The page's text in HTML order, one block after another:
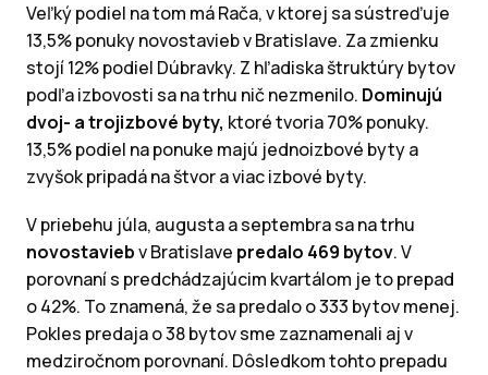
Veľký podiel na tom má Rača, v ktorej sa sústreďuje
13,5% ponuky novostavieb v Bratislave. Za zmienku
stojí 12% podiel Dúbravky. Z hľadiska štruktúry bytov
podľa izbovosti sa na trhu nič nezmenilo. Dominujú
dvoj- a trojizbové byty, ktoré tvoria 70% ponuky.
13,5% podiel na ponuke majú jednoizbové byty a
zvyšok pripadá na štvor a viac izbové byty.
V priebehu júla, augusta a septembra sa na trhu
novostaviebv Bratislave predalo 469 bytov. V
porovnaní s predchádzajúcim kvartálom je to prepad
o 42%. To znamená, že sa predalo o 333 bytov menej.
Pokles predaja o 38 bytov sme zaznamenali aj v
medziročnom porovnaní. Dôsledkom tohto prepadu